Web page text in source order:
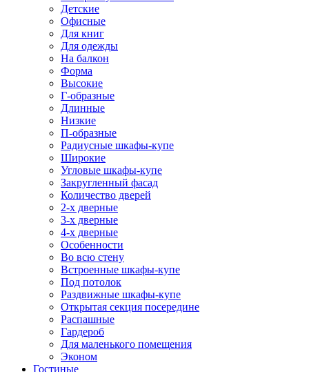
Детские
Офисные
Для книг
Для одежды
На балкон
Форма
Высокие
Г-образные
Длинные
Низкие
П-образные
Радиусные шкафы-купе
Широкие
Угловые шкафы-купе
Закругленный фасад
Количество дверей
2-х дверные
3-х дверные
4-х дверные
Особенности
Во всю стену
Встроенные шкафы-купе
Под потолок
Раздвижные шкафы-купе
Открытая секция посередине
Распашные
Гардероб
Для маленького помещения
Эконом
Гостиные